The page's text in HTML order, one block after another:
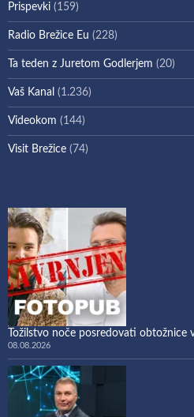
Prispevki (159)
Radio Brežice Eu (228)
Ta teden z Juretom Godlerjem (20)
Vaš Kanal (1.236)
Videokom (144)
Visit Brežice (74)
Tožilstvo noče posredovati obtožnice
08.08.2026